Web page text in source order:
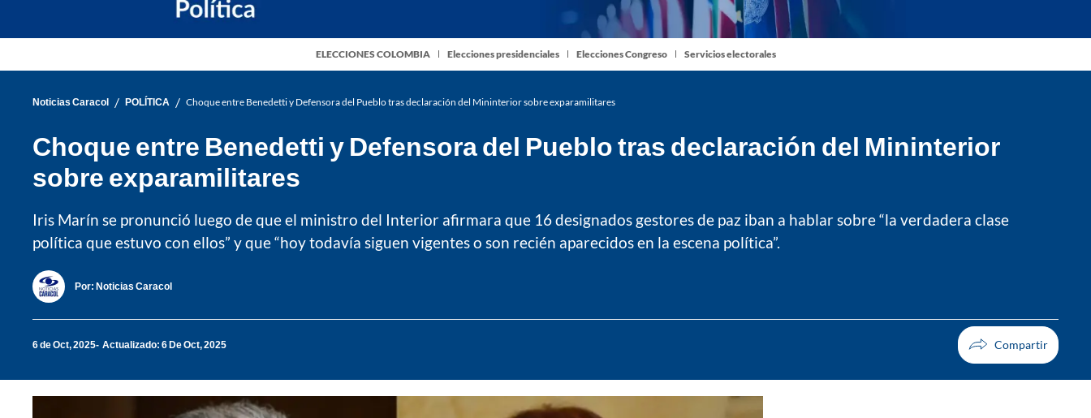
ELECCIONES COLOMBIA Elecciones presidenciales Elecciones Congreso Servicios electorales
Noticias Caracol / POLÍTICA / Choque entre Benedetti y Defensora del Pueblo tras declaración del Mininterior sobre exparamilitares
Choque entre Benedetti y Defensora del Pueblo tras declaración del Mininterior
sobre exparamilitares
Iris Marín se pronunció luego de que el ministro del Interior afirmara que 16 designados gestores de paz iban a hablar sobre “la verdadera clase
política que estuvo con ellos” y que “hoy todavía siguen vigentes o son recién aparecidos en la escena política”.
Por: Noticias Caracol
6 de Oct, 2025 Actualizado: 6 De Oct, 2025